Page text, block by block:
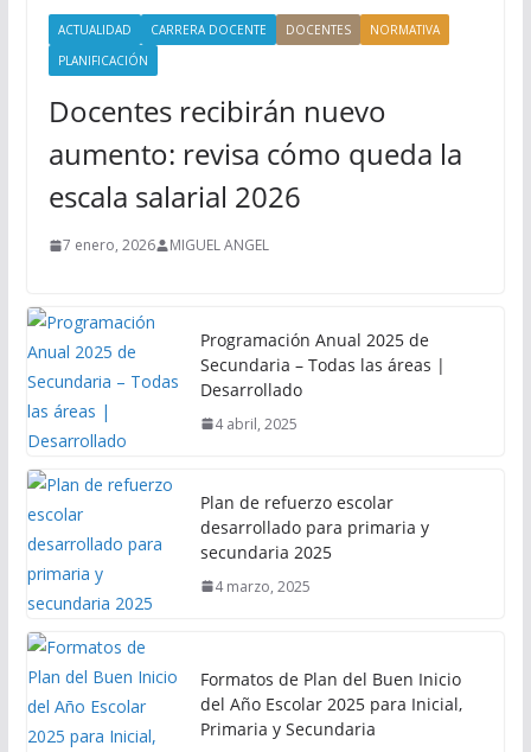
ACTUALIDAD CARRERA DOCENTE DOCENTES
NORMATIVA
PLANIFICACIÓN
Docentes recibirán nuevo
aumento: revisa cómo queda la
escala salarial 2026
7 enero, 2026 MIGUEL ANGEL
Programación Anual 2025 de
Secundaria – Todas las áreas |
Desarrollado
4 abril, 2025
Plan de refuerzo escolar
desarrollado para primaria y
secundaria 2025
4 marzo, 2025
Formatos de Plan del Buen Inicio
del Año Escolar 2025 para Inicial,
Primaria y Secundaria